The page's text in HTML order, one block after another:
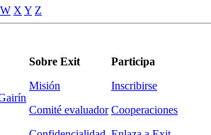
W XY Z
Sobre Exit
Misión
Comité evaluador
Participa
Inscribirse
Cooperaciones